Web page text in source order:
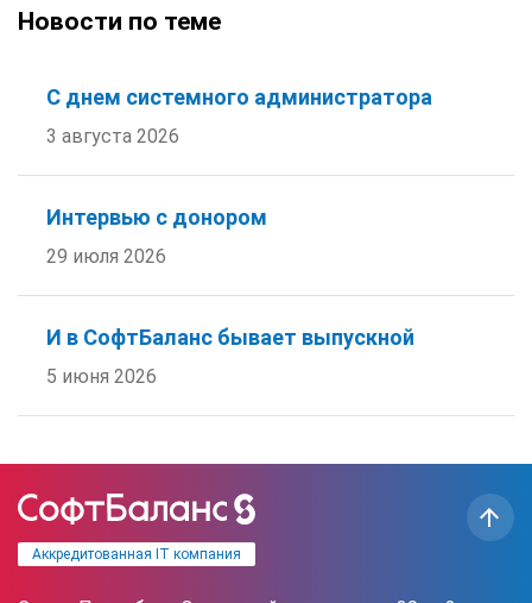
Новости по теме
С днем системного администратора
3 августа 2026
Интервью с донором
29 июля 2026
И в СофтБаланс бывает выпускной
5 июня 2026
Аккредитованная IT компания